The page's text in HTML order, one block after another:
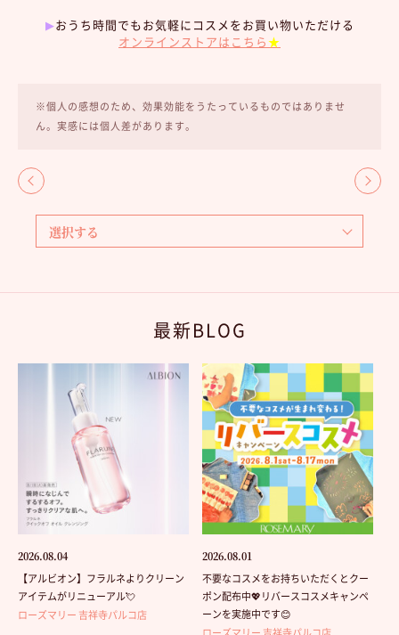
▶︎おうち時間でもお気軽にコスメをお買い物いただける
オンラインストアはこちら★
※個人の感想のため、効果効能をうたっているものではありませ
ん。実感には個人差があります。
最新BLOG
2026.08.04
【アルビオン】フラルネよりクリーン
アイテムがリニューアル💘
ローズマリー 吉祥寺パルコ店
2026.08.01
不要なコスメをお持ちいただくとクー
ポン配布中💖リバースコスメキャンペ
ーンを実施中です😊